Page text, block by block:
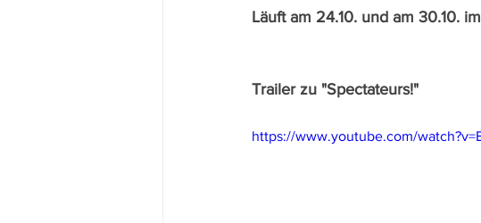
Läuft am 24.10. und am 30.10. im
Trailer zu "Spectateurs!"
https://www.youtube.com/